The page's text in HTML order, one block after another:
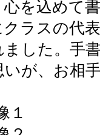
を込めて
ラスの代
した。手
いが、お相